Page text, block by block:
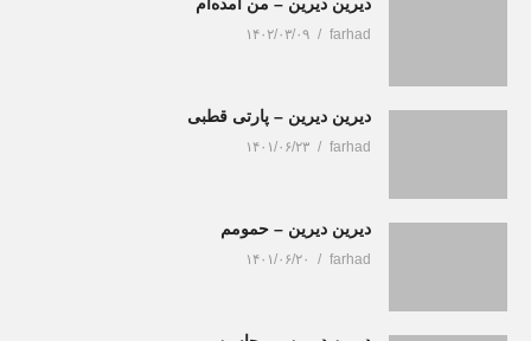
farhad ۱۴۰۲/۰۳/۰۹
دیرین دیرین – پارتی قطبی
farhad ۱۴۰۱/۰۶/۲۳
دیرین دیرین – حمومم
farhad ۱۴۰۱/۰۶/۲۰